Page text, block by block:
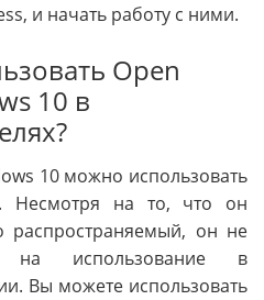
и начать работу с ними.
Open
10 в
10 можно использовать
Несмотря на то, что он
распространяемый, он не
на использование в
Вы можете использовать